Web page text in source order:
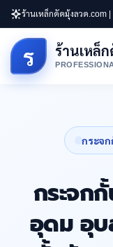
ร้านเหล็กดัดมุ้งลวด.com
ร ร้านเหล็
กระจ
กระจก
อุดม อุ